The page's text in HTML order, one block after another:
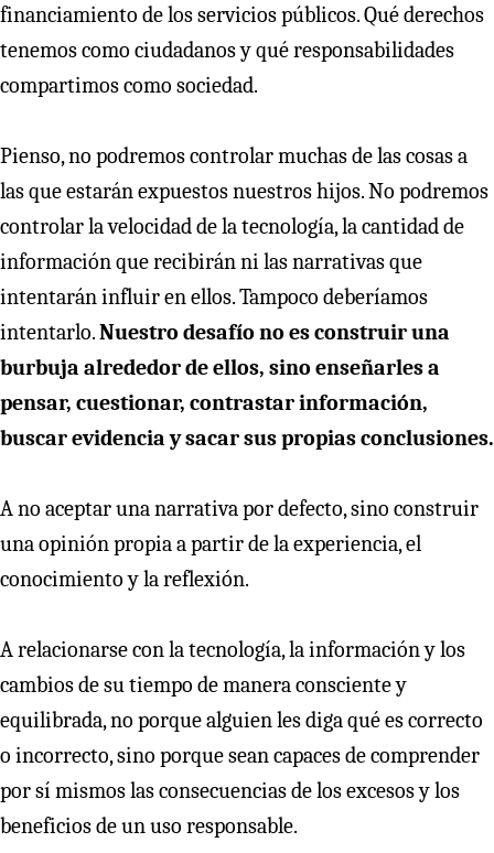
financiamiento de los servicios públicos. Qué derechos
tenemos como ciudadanos y qué responsabilidades
compartimos como sociedad.
Pienso, no podremos controlar muchas de las cosas a
las que estarán expuestos nuestros hijos. No podremos
controlar la velocidad de la tecnología, la cantidad de
información que recibirán ni las narrativas que
intentarán influir en ellos. Tampoco deberíamos
intentarlo.Nuestro desafío no es construir una
burbuja alrededor de ellos, sino enseñarles a
pensar, cuestionar, contrastar información,
buscar evidencia y sacar sus propias conclusiones.
A no aceptar una narrativa por defecto, sino construir
una opinión propia a partir de la experiencia, el
conocimiento y la reflexión.
A relacionarse con la tecnología, la información y los
cambios de su tiempo de manera consciente y
equilibrada, no porque alguien les diga qué es correcto
o incorrecto, sino porque sean capaces de comprender
por sí mismos las consecuencias de los excesos y los
beneficios de un uso responsable.